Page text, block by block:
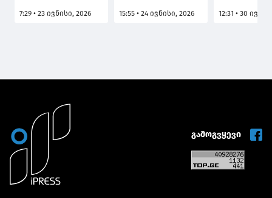
უსაფრთხოებისა
გიორგი სახოკია
7:29 • 23 ივნისი, 2026
პოლიციის
წარუდგინა
15:55 • 24 ივნისი, 2026
ვიზიტით
12:31 • 30
გამოგვყევი